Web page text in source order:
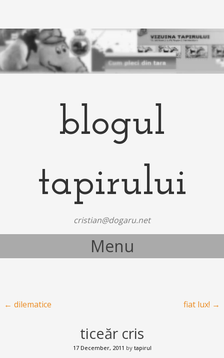
blogul
tapirului
cristian@dogaru.net
Menu
Post navigation
← dilematice fiat lux! →
ticeăr cris
17 December, 2011 by tapirul